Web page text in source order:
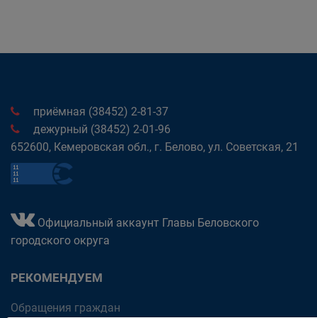
приёмная (38452) 2-81-37
дежурный (38452) 2-01-96
652600, Кемеровская обл., г. Белово, ул. Советская, 21
Официальный аккаунт Главы Беловского
городского округа
РЕКОМЕНДУЕМ
Обращения граждан